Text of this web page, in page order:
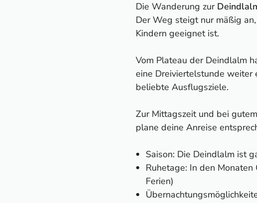
Die Wanderung zur
Der Weg steigt nur mäßig
Kindern geeignet ist.
Vom Plateau der Deindlalm
eine Dreiviertelstunde weiter
beliebte Ausflugsziele.
Zur Mittagszeit und bei
plane deine Anreise
Saison: Die Deindlalm ist
Ruhetage: In den
Ferien)